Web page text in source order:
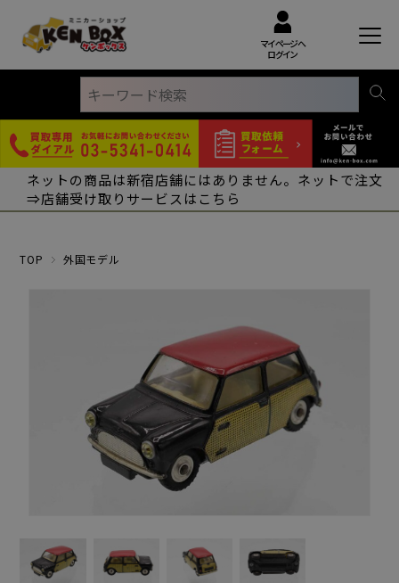
マイページへ
ログイン
ネットの商品は新宿店舗にはありません。ネットで注文
⇒店舗受け取りサービスはこちら
TOP 外国モデル